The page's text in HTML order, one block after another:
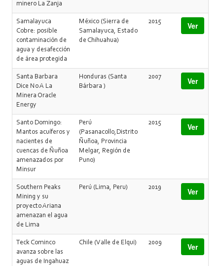
minero La Zanja
Samalayuca
Cobre: posible
contaminación de
agua y desafección
de área protegida
México (Sierra de
Samalayuca, Estado
de Chihuahua)
2015 Ver
Santa Barbara
Dice No A La
Minera Oracle
Energy
Honduras (Santa
Bárbara )
2007 Ver
Santo Domingo:
Mantos acuíferos y
nacientes de
cuencas de Ñuñoa
amenazados por
Minsur
Perú
(Pasanacollo,Distrito
Ñuñoa, Provincia
Melgar, Región de
Puno)
2015 Ver
Southern Peaks
Mining y su
proyecto Ariana
amenazan el agua
de Lima
Perú (Lima, Peru) 2019 Ver
Teck Cominco
avanza sobre las
aguas de Ingahuaz
Chile (Valle de Elqui) 2009 Ver